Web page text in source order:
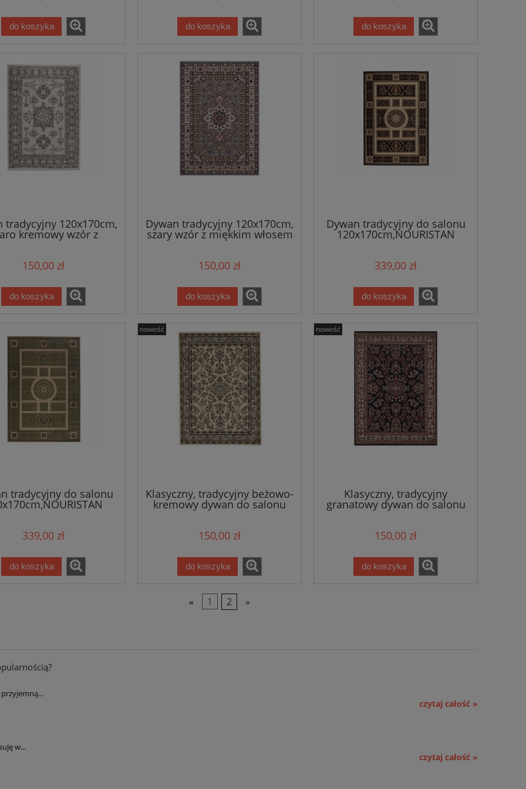
do koszyka do koszyka do koszyka
tradycyjny 120x170cm,
kremowy wzór z
włosem -HANSE
150,00 zł
do koszyka
Dywan tradycyjny 120x170cm,
szary wzór z miękkim włosem
-HANSE HOME
150,00 zł
do koszyka
Dywan tradycyjny do salonu
120x170cm,NOURISTAN
339,00 zł
do koszyka
tradycyjny do salonu
339,00 zł
do koszyka
Klasyczny, tradycyjny beżowo-
kremowy dywan do salonu
120x160cm
150,00 zł
do koszyka
nowość
Klasyczny, tradycyjny
granatowy dywan do salonu
120x160cm
150,00 zł
do koszyka
nowość
« 1 2 »
czytaj całość »
w...
czytaj całość »